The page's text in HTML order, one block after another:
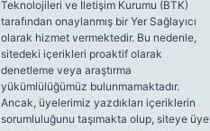
Teknolojileri ve İletişim Kurumu (BTK)
tarafından onaylanmış bir Yer Sağlayıcı
olarak hizmet vermektedir. Bu nedenle,
sitedeki içerikleri proaktif olarak
denetleme veya araştırma
yükümlülüğümüz bulunmamaktadır.
Ancak, üyelerimiz yazdıkları içeriklerin
sorumluluğunu taşımakta olup, siteye üye